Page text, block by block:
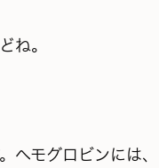
ね。
ヘモグロビンには、